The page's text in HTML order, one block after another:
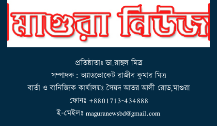
g
a
t
o
n
প্রতিষ্ঠাতাঃ ডা.রাহুল মিত্র
সম্পাদক: অ্যাডভোকেট রাজীব কুমার মিত্র
বার্তা ও বানিজ্যিক কার্যালয়ঃ সৈয়দ আতর আলী রোড,মাগুরা
ফোনঃ +8801713-434888
ই-মেইলঃ maguranewsbd@gmail.com